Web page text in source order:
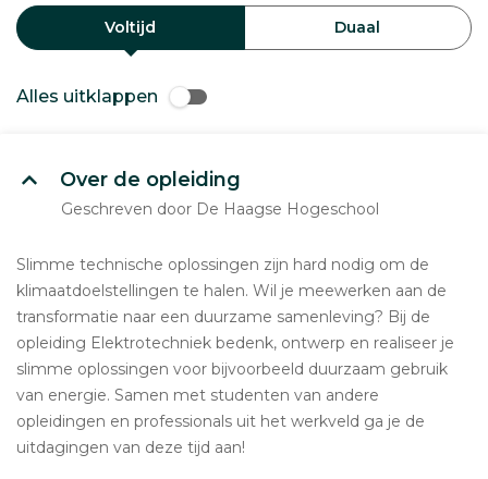
Voltijd Duaal
Alles uitklappen
Over de opleiding
Geschreven door De Haagse Hogeschool
Slimme technische oplossingen zijn hard nodig om de
klimaatdoelstellingen te halen. Wil je meewerken aan de
transformatie naar een duurzame samenleving? Bij de
opleiding Elektrotechniek bedenk, ontwerp en realiseer je
slimme oplossingen voor bijvoorbeeld duurzaam gebruik
van energie. Samen met studenten van andere
opleidingen en professionals uit het werkveld ga je de
uitdagingen van deze tijd aan!